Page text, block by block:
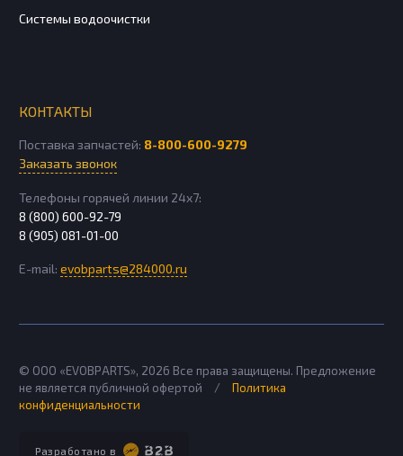
Системы водоочистки
КОНТАКТЫ
Поставка запчастей: 8-800-600-9279
Заказать звонок
Телефоны горячей линии 24х7:
8 (800) 600-92-79
8 (905) 081-01-00
E-mail: evobparts@284000.ru
Разработано в
© ООО «EVOBPARTS», 2026 Все права защищены. Предложение
не является публичной офертой
/
Политика
конфиденциальности